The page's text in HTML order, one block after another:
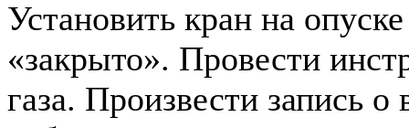
Установить кран на
«закрыто». Провести
газа. Произвести запись